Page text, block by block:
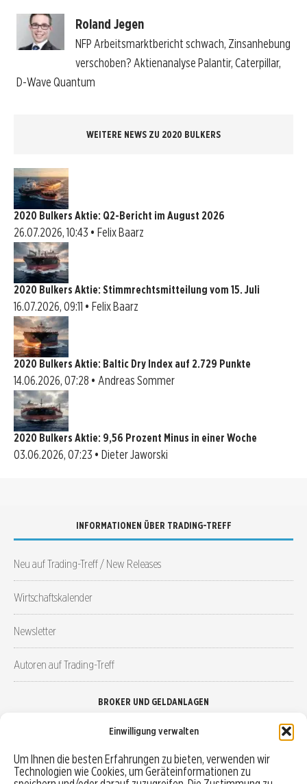
Einwilligung verwalten
Um Ihnen die besten Erfahrungen zu bieten, verwenden wir
Technologien wie Cookies, um Geräteinformationen zu
Roland Jegen
NFP Arbeitsmarktbericht schwach, Zinsanhebung
verschoben? Aktienanalyse Palantir, Caterpillar,
D-Wave Quantum
WEITERE NEWS ZU 2020 BULKERS
2020 Bulkers Aktie: Q2-Bericht im August 2026
26.07.2026, 10:43 • Felix Baarz
2020 Bulkers Aktie: Stimmrechtsmitteilung vom 15. Juli
16.07.2026, 09:11 • Felix Baarz
2020 Bulkers Aktie: Baltic Dry Index auf 2.729 Punkte
14.06.2026, 07:28 • Andreas Sommer
2020 Bulkers Aktie: 9,56 Prozent Minus in einer Woche
03.06.2026, 07:23 • Dieter Jaworski
INFORMATIONEN ÜBER TRADING-TREFF
Neu auf Trading-Treff / New Releases
Wirtschaftskalender
Newsletter
Autoren auf Trading-Treff
BROKER UND GELDANLAGEN
Robo-Advisor vergleichen